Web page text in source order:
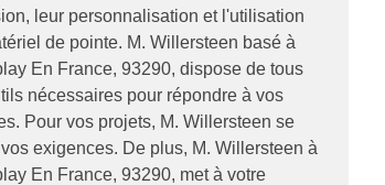
leur personnalisation et l'utilisation
de pointe. M. Willersteen basé à
En France, 93290, dispose de tous
nécessaires pour répondre à vos
Pour vos projets, M. Willersteen se
exigences. De plus, M. Willersteen à
En France, 93290, met à votre